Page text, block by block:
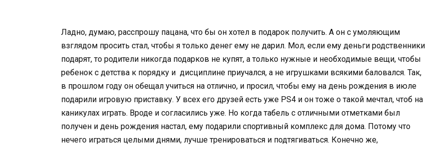
Ладно, думаю, расспрошу пацана, что бы он хотел в подарок получить. А он с умоляющим
взглядом просить стал, чтобы я только денег ему не дарил. Мол, если ему деньги родственники
подарят, то родители никогда подарков не купят, а только нужные и необходимые вещи, чтобы
ребенок с детства к порядку и дисциплине приучался, а не игрушками всякими баловался. Так,
в прошлом году он обещал учиться на отлично, и просил, чтобы ему на день рождения в июле
подарили игровую приставку. У всех его друзей есть уже PS4 и он тоже о такой мечтал, чтоб на
каникулах играть. Вроде и согласились уже. Но когда табель с отличными отметками был
получен и день рождения настал, ему подарили спортивный комплекс для дома. Потому что
нечего играться целыми днями, лучше тренироваться и подтягиваться. Конечно же,